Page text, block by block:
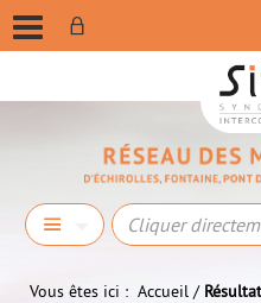
Vous êtes ici : Accueil /